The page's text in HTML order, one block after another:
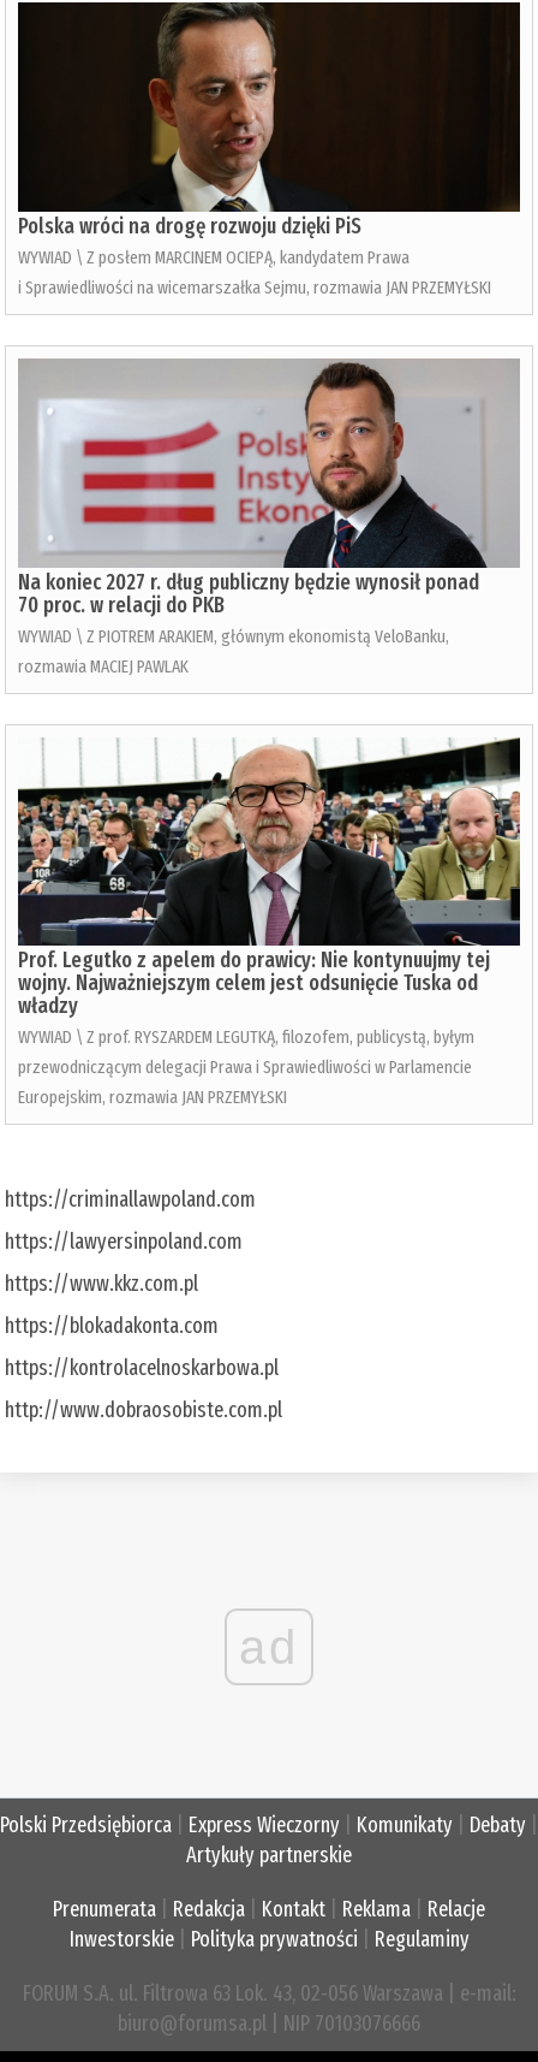
Polska wróci na drogę rozwoju dzięki PiS
WYWIAD \ Z posłem MARCINEM OCIEPĄ, kandydatem Prawa
i Sprawiedliwości na wicemarszałka Sejmu, rozmawia JAN PRZEMYŁSKI
Na koniec 2027 r. dług publiczny będzie wynosił ponad
70 proc. w relacji do PKB
WYWIAD \ Z PIOTREM ARAKIEM, głównym ekonomistą VeloBanku,
rozmawia MACIEJ PAWLAK
Prof. Legutko z apelem do prawicy: Nie kontynuujmy tej
wojny. Najważniejszym celem jest odsunięcie Tuska od
władzy
WYWIAD \ Z prof. RYSZARDEM LEGUTKĄ, filozofem, publicystą, byłym
przewodniczącym delegacji Prawa i Sprawiedliwości w Parlamencie
Europejskim, rozmawia JAN PRZEMYŁSKI
https://criminallawpoland.com
https://lawyersinpoland.com
https://www.kkz.com.pl
https://blokadakonta.com
https://kontrolacelnoskarbowa.pl
http://www.dobraosobiste.com.pl
ad
Polski Przedsiębiorca Express Wieczorny Komunikaty Debaty
Artykuły partnerskie
Prenumerata Redakcja Kontakt Reklama
Relacje
Inwestorskie| Polityka prywatności Regulaminy
FORUM S.A. ul. Filtrowa 63 Lok. 43, 02-056 Warszawa | e-mail:
biuro@forumsa.pl | NIP 70103076666